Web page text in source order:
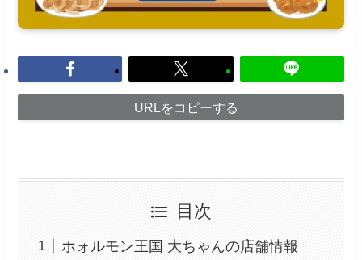
URLをコピーする
目次
ホォルモン王国 大ちゃんの店舗情報